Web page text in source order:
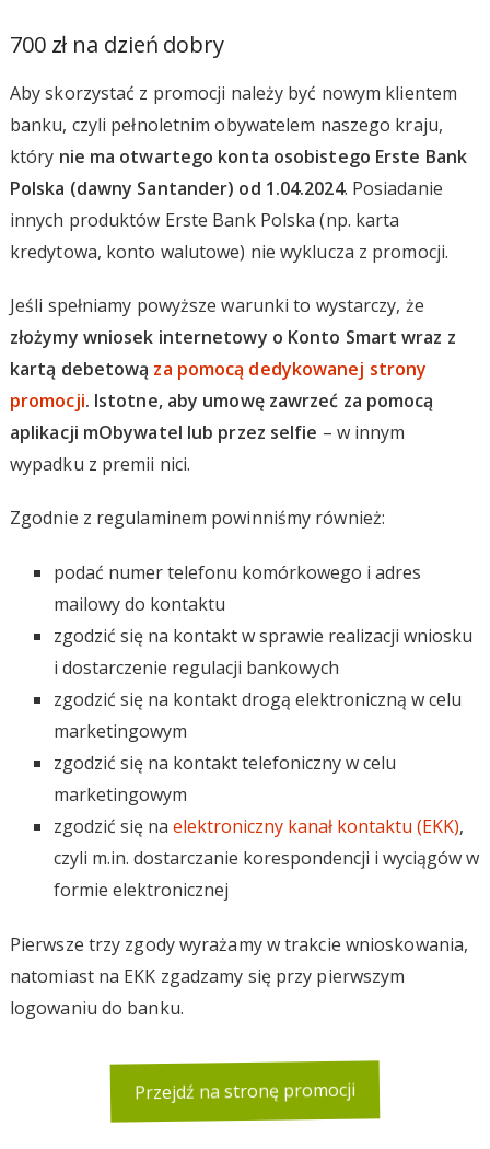
700 zł na dzień dobry
Aby skorzystać z promocji należy być nowym klientem
banku, czyli pełnoletnim obywatelem naszego kraju,
który nie ma otwartego konta osobistego Erste Bank
Polska (dawny Santander) od 1.04.2024. Posiadanie
innych produktów Erste Bank Polska (np. karta
kredytowa, konto walutowe) nie wyklucza z promocji.
Jeśli spełniamy powyższe warunki to wystarczy, że
złożymy wniosek internetowy o Konto Smart wraz z
kartą debetową za pomocą dedykowanej strony
promocji. Istotne, aby umowę zawrzeć za pomocą
aplikacji mObywatel lub przez selfie – w innym
wypadku z premii nici.
Zgodnie z regulaminem powinniśmy również:
podać numer telefonu komórkowego i adres
mailowy do kontaktu
zgodzić się na kontakt w sprawie realizacji wniosku
i dostarczenie regulacji bankowych
zgodzić się na kontakt drogą elektroniczną w celu
marketingowym
zgodzić się na kontakt telefoniczny w celu
marketingowym
zgodzić się na elektroniczny kanał kontaktu (EKK),
czyli m.in. dostarczanie korespondencji i wyciągów w
formie elektronicznej
Pierwsze trzy zgody wyrażamy w trakcie wnioskowania,
natomiast na EKK zgadzamy się przy pierwszym
logowaniu do banku.
Przejdź na stronę promocji